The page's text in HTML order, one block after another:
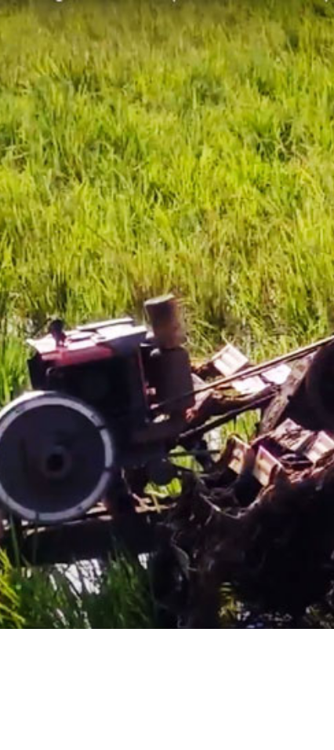
跳
要
內
容
區
塊